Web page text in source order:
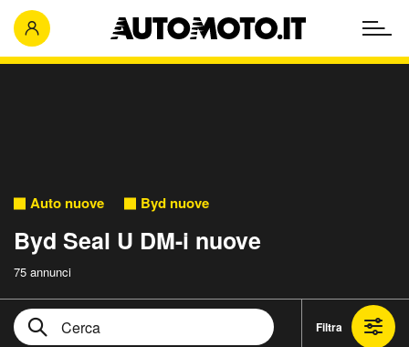
Auto nuove Byd nuove
Byd Seal U DM-i nuove
75 annunci
Filtra